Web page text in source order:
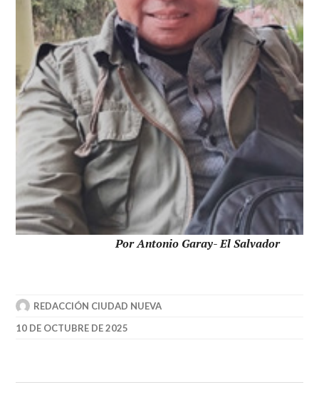
Por Antonio Garay- El Salvador
REDACCIÓN CIUDAD NUEVA
10 DE OCTUBRE DE 2025